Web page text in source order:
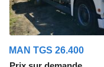
MAN TGS 26.400